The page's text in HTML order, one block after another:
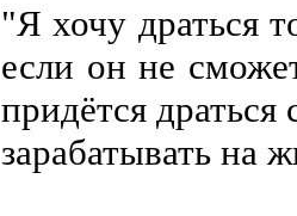
"Я хочу драться
если он не
придётся
зарабатывать на